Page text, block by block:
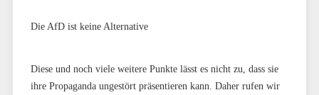
Die AfD ist keine Alternative
Diese und noch viele weitere Punkte lässt es nicht zu, dass sie
ihre Propaganda ungestört präsentieren kann. Daher rufen wir